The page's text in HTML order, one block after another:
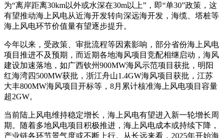
为“离岸距离30km以外或水深在30m以上”，即“单30”政策，这
有望推动海上风电从近海开发转向深远海开发，海缆、塔桩等
海上风电环节价值量有望逐步提升。
今年以来，受政策、审批流程等因素影响，部分省份海上风电
项目推进不及预期，而近期各地海风项目竞配相继启动，海风
建设加速落地，如广西钦州900MW海风示范项目获批，明阳
红海湾四500MW获批，浙江舟山1.4GW海风项目获批，江苏
大丰800MW海风项目开标等，8月累计核准海上风电项目容量
超2GW。
当前陆上风电维持稳定增长，海上风电有望进入新一轮增长周
期。随着多地风电项目积极推进，海上风电成本或持续下降，
产业链各环节景气度或不断上行。从长远来看，2025年开始海